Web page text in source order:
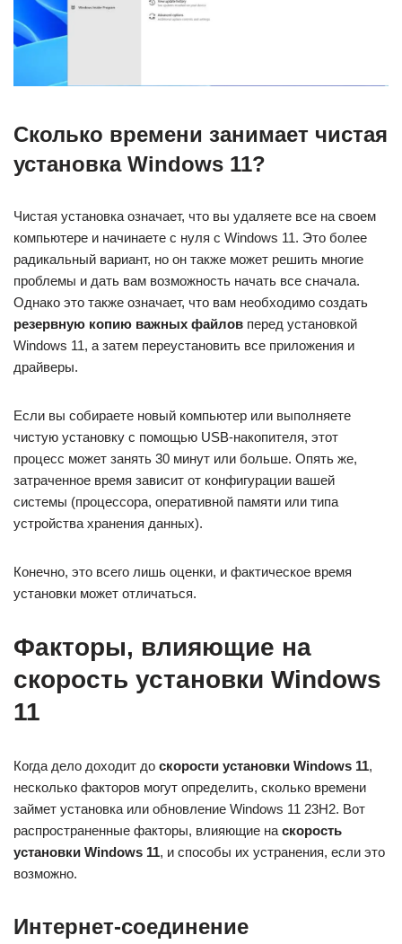
Сколько времени занимает чистая
установка Windows 11?
Чистая установка означает, что вы удаляете все на своем
компьютере и начинаете с нуля с Windows 11. Это более
радикальный вариант, но он также может решить многие
проблемы и дать вам возможность начать все сначала.
Однако это также означает, что вам необходимо создать
резервную копию важных файлов перед установкой
Windows 11, а затем переустановить все приложения и
драйверы.
Если вы собираете новый компьютер или выполняете
чистую установку с помощью USB-накопителя, этот
процесс может занять 30 минут или больше. Опять же,
затраченное время зависит от конфигурации вашей
системы (процессора, оперативной памяти или типа
устройства хранения данных).
Конечно, это всего лишь оценки, и фактическое время
установки может отличаться.
Факторы, влияющие на
скорость установки Windows
11
Когда дело доходит до скорости установки Windows 11,
несколько факторов могут определить, сколько времени
займет установка или обновление Windows 11 23H2. Вот
распространенные факторы, влияющие наскорость
установки Windows 11, и способы их устранения, если это
возможно.
Интернет-соединение